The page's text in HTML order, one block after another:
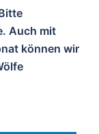
Auch mit
können wir